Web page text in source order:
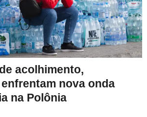
acolhimento,
nova onda
na Polônia